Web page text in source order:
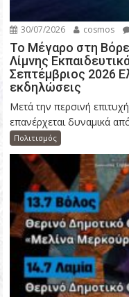
30/07/2026 cosmos
Το Μέγαρο στη
Λίμνης
Σεπτέμβριος 2026
εκδηλώσεις
Μετά την περσινή
επανέρχεται δυναμικά
Πολιτισμός